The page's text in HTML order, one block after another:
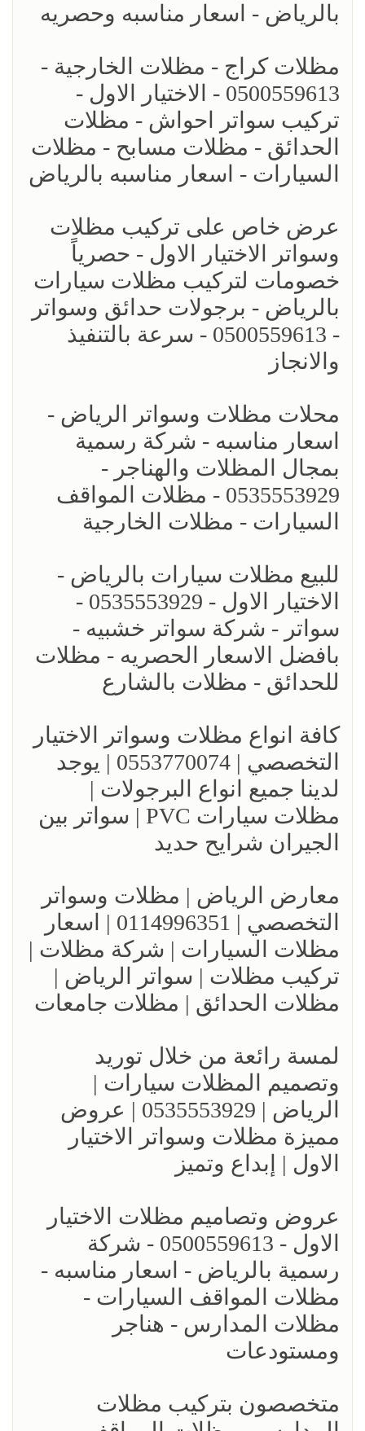
بالرياض - اسعار مناسبه وحصريه
مظلات كراج - مظلات الخارجية -
0500559613 - الاختيار الاول -
تركيب سواتر احواش - مظلات
الحدائق - مظلات مسابح - مظلات
السيارات - اسعار مناسبه بالرياض
عرض خاص على تركيب مظلات
وسواتر الاختيار الاول - حصرياً
خصومات لتركيب مظلات سيارات
بالرياض - برجولات حدائق وسواتر
- 0500559613 - سرعة بالتنفيذ
والانجاز
محلات مظلات وسواتر الرياض -
اسعار مناسبه - شركة رسمية
بمجال المظلات والهناجر -
0535553929 - مظلات المواقف
السيارات - مظلات الخارجية
للبيع مظلات سيارات بالرياض -
الاختيار الاول - 0535553929 -
سواتر - شركة سواتر خشبيه -
بافضل الاسعار الحصريه - مظلات
للحدائق - مظلات بالشارع
كافة انواع مظلات وسواتر الاختيار
التخصصي | 0553770074 | يوجد
لدينا جميع انواع البرجولات |
مظلات سيارات PVC | سواتر بين
الجيران شرايح حديد
معارض الرياض | مظلات وسواتر
التخصصي | 0114996351 | اسعار
مظلات السيارات | شركة مظلات |
تركيب مظلات | سواتر الرياض |
مظلات الحدائق | مظلات جامعات
لمسة رائعة من خلال توريد
وتصميم المظلات سيارات |
الرياض | 0535553929 | عروض
مميزة مظلات وسواتر الاختيار
الاول | إبداع وتميز
عروض وتصاميم مظلات الاختيار
الاول - 0500559613 - شركة
رسمية بالرياض - اسعار مناسبه -
مظلات المواقف السيارات -
مظلات المدارس - هناجر
ومستودعات
متخصصون بتركيب مظلات